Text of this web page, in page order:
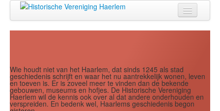
Zien
Lezen
Over ons
Wie houdt niet van het Haarlem, dat sinds 1245 als stad
geschiedenis schrijft en waar het nu aantrekkelijk wonen, leven
en toeven is. Er is zoveel meer te vinden dan de bekende
gebouwen, museums en hofjes. De Historische Vereniging
Haerlem wil de kennis ook over al dat andere onderhouden en
verspreiden. En bedenk wel, Haarlems geschiedenis begon
Jaar Maand Jaar
Maand